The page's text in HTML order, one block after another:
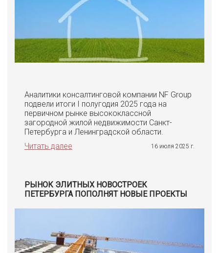
Аналитики консалтинговой компании NF Group
подвели итоги I полугодия 2025 года на
первичном рынке высококлассной
загородной жилой недвижимости Санкт-
Петербурга и Ленинградской области.
Читать далее
16 июля 2025 г.
РЫНОК ЭЛИТНЫХ НОВОСТРОЕК
ПЕТЕРБУРГА ПОПОЛНЯТ НОВЫЕ ПРОЕКТЫ